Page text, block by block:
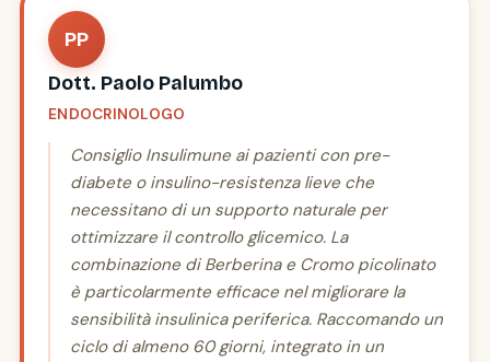
PP
Dott. Paolo Palumbo
ENDOCRINOLOGO
Consiglio Insulimune ai pazienti con pre-
diabete o insulino-resistenza lieve che
necessitano di un supporto naturale per
ottimizzare il controllo glicemico. La
combinazione di Berberina e Cromo picolinato
è particolarmente efficace nel migliorare la
sensibilità insulinica periferica. Raccomando un
ciclo di almeno 60 giorni, integrato in un